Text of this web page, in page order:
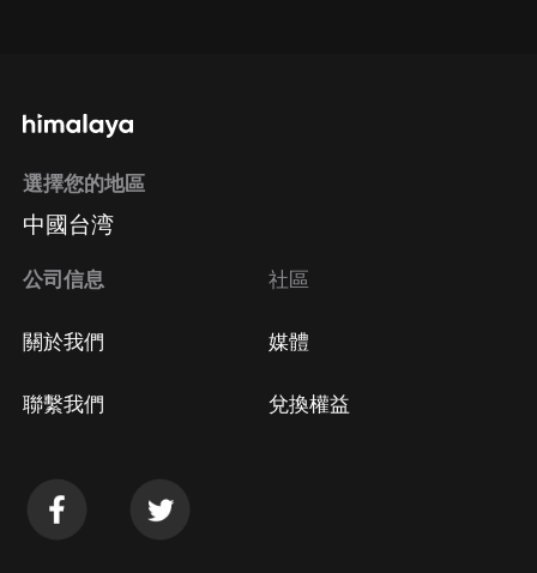
方法 Google Play取消訂閱方法
選擇您的地區
中國台湾
公司信息
關於我們
聯繫我們
社區
媒體
兌換權益